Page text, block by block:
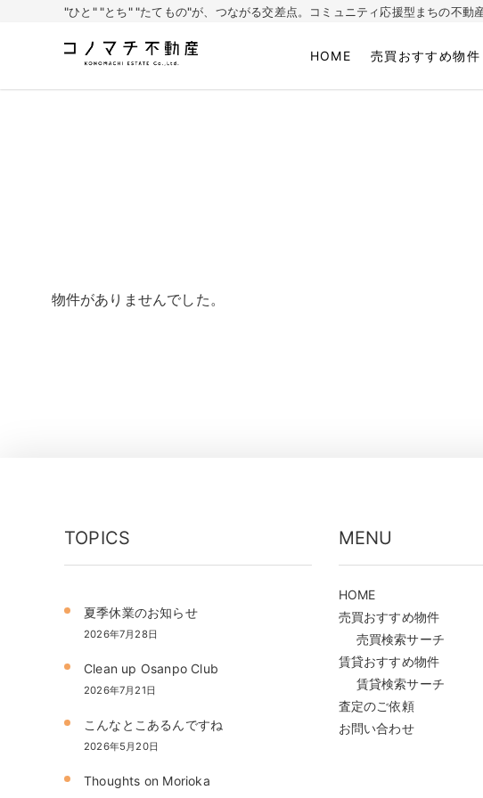
"ひと" "とち" "たてもの"が、つながる交差点。コミュニティ応援型まちの不動
HOME 売買おすすめ物件
物件がありませんでした。
TOPICS
夏季休業のお知らせ
2026年7月28日
Clean up Osanpo Club
2026年7月21日
こんなとこあるんですね
2026年5月20日
Thoughts on Morioka
MENU
HOME
売買おすすめ物件
売買検索サーチ
賃貸おすすめ物件
賃貸検索サーチ
査定のご依頼
お問い合わせ